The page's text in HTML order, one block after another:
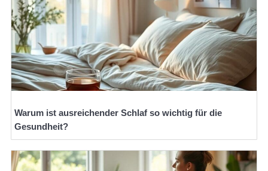
Warum ist ausreichender Schlaf so wichtig für die
Gesundheit?